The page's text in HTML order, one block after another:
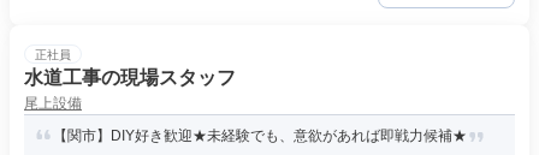
正社員
水道工事の現場スタッフ
尾上設備
【関市】DIY好き歓迎★未経験でも、意欲があれば即戦力候補★